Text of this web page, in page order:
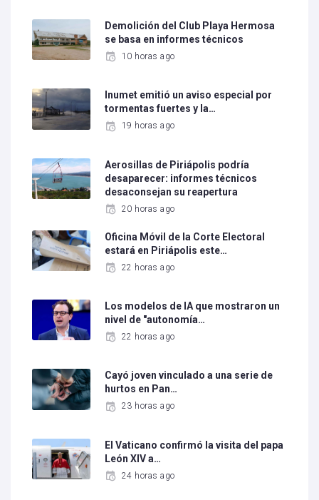
Demolición del Club Playa Hermosa
se basa en informes técnicos
10 horas ago
Inumet emitió un aviso especial por
tormentas fuertes y la…
19 horas ago
Aerosillas de Piriápolis podría
desaparecer: informes técnicos
desaconsejan su reapertura
20 horas ago
Oficina Móvil de la Corte Electoral
estará en Piriápolis este…
22 horas ago
Los modelos de IA que mostraron un
nivel de "autonomía…
22 horas ago
Cayó joven vinculado a una serie de
hurtos en Pan…
23 horas ago
El Vaticano confirmó la visita del papa
León XIV a…
24 horas ago